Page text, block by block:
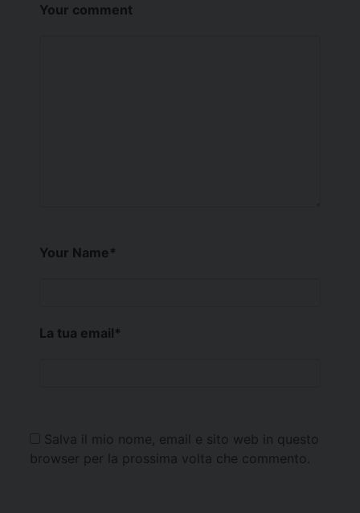
Your comment
Your Name*
La tua email*
Salva il mio nome, email e sito web in questo
browser per la prossima volta che commento.